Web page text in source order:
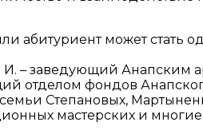
абитуриент может стать
– заведующий Анапским
отделом фондов
Степановых,
мастерских и